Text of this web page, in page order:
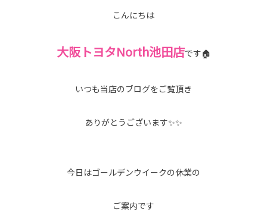
こんにちは
大阪トヨタNorth池田店です🏠
いつも当店のブログをご覧頂き
ありがとうございます✨✨
今日はゴールデンウイークの休業の
ご案内です